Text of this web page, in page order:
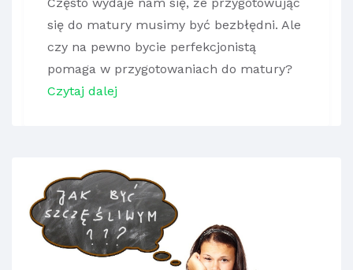
się do matury musimy być bezbłędni. Ale
czy na pewno bycie perfekcjonistą
pomaga w przygotowaniach do matury?
Czytaj dalej